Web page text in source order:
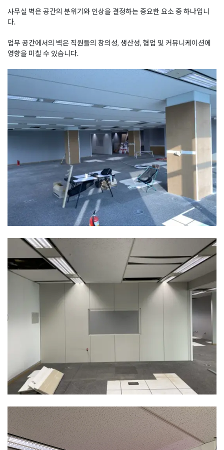
사무실 벽은 공간의 분위기와 인상을 결정하는 중요한 요소 중 하나입니
다.
업무 공간에서의 벽은 직원들의 창의성, 생산성, 협업 및 커뮤니케이션에
영향을 미칠 수 있습니다.